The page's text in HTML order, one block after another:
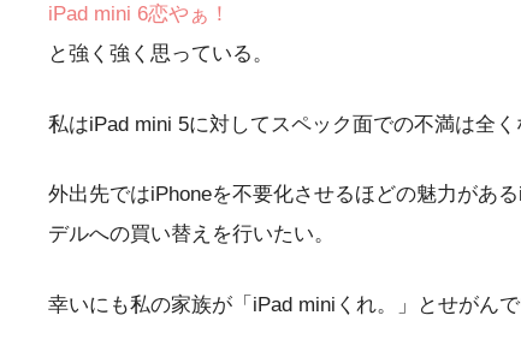
iPad mini 6恋やぁ！
と強く強く思っている。
私はiPad mini 5に対してスペック面での不満は全
外出先ではiPhoneを不要化させるほどの魅力があ
デルへの買い替えを行いたい。
幸いにも私の家族が「iPad miniくれ。」とせがん